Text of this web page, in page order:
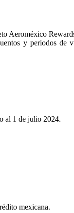
Aeroméxico
y periodos de
al 1 de julio 2024.
mexicana.